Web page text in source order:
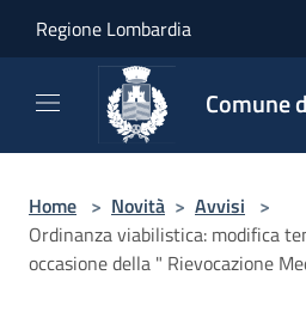
Regione Lombardia
Comune
Home > Novità > Avvisi >
Ordinanza viabilistica: modifica
occasione della " Rievocazione